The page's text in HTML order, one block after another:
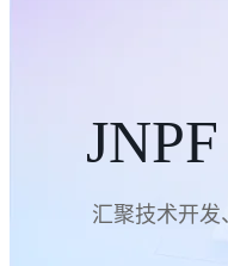
汇聚技术开